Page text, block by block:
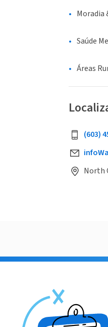
Moradia
Saúde
Áreas
(603)
North